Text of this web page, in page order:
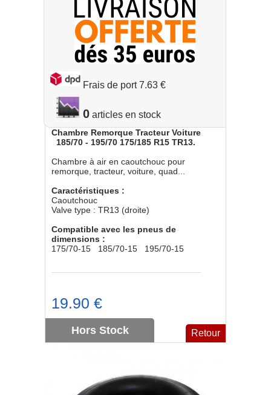
Frais de port 7.63 €
0
Chambre Remorque Tracteur Voiture
185/70 - 195/70 175/185 R15 TR13.
Chambre à air en caoutchouc pour
remorque, tracteur, voiture, quad...
Caractéristiques :
Caoutchouc
Valve type : TR13 (droite)
Compatible avec les pneus de
dimensions :
175/70-15 185/70-15 195/70-15
19.90 €
Hors Stock Retour